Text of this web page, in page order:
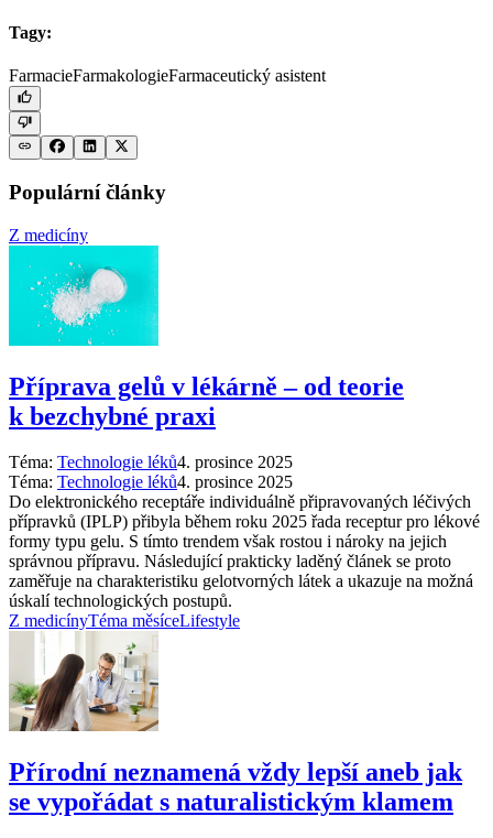
Tagy:
FarmacieFarmakologieFarmaceutický asistent
Populární články
Z medicíny
Příprava gelů v lékárně –⁠ od teorie
k bezchybné praxi
Téma: Technologie léků4. prosince 2025
Téma: Technologie léků4. prosince 2025
Do elektronického receptáře individuálně připravovaných léčivých
přípravků (IPLP) přibyla během roku 2025 řada receptur pro lékové
formy typu gelu. S tímto trendem však rostou i nároky na jejich
správnou přípravu. Následující prakticky laděný článek se proto
zaměřuje na charakteristiku gelotvorných látek a ukazuje na možná
úskalí technologických postupů.
Z medicínyTéma měsíceLifestyle
Přírodní neznamená vždy lepší aneb jak
se vypořádat s naturalistickým klamem